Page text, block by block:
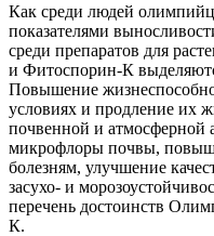
Как среди людей
показателями
среди препаратов для
и Фитоспорин-К
Повышение
условиях и продление их
почвенной и атмосферной
микрофлоры почвы,
болезням, улучшение
засухо- и
перечень достоинств
К.